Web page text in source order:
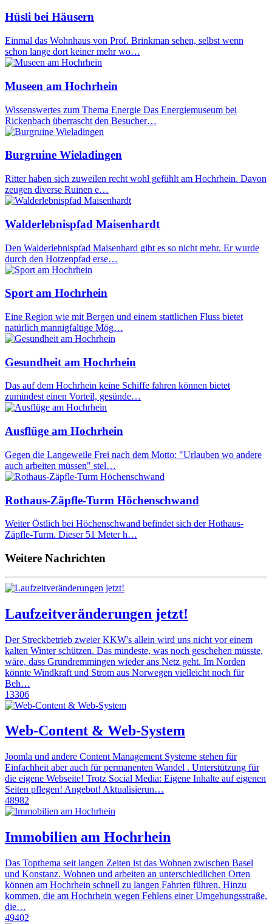
Hüsli bei Häusern
Einmal das Wohnhaus von Prof. Brinkman sehen, selbst wenn
schon lange dort keiner mehr wo…
Museen am Hochrhein
Wissenswertes zum Thema Energie Das Energiemuseum bei
Rickenbach überrascht den Besucher…
Burgruine Wieladingen
Ritter haben sich zuweilen recht wohl gefühlt am Hochrhein. Davon
zeugen diverse Ruinen e…
Walderlebnispfad Maisenhardt
Den Walderlebnispfad Maisenhard gibt es so nicht mehr. Er wurde
durch den Hotzenpfad erse…
Sport am Hochrhein
Eine Region wie mit Bergen und einem stattlichen Fluss bietet
natürlich mannigfaltige Mög…
Gesundheit am Hochrhein
Das auf dem Hochrhein keine Schiffe fahren können bietet
zumindest einen Vorteil, gesünde…
Ausflüge am Hochrhein
Gegen die Langeweile Frei nach dem Motto: "Urlauben wo andere
auch arbeiten müssen" stel…
Rothaus-Zäpfle-Turm Höchenschwand
Weiter Östlich bei Höchenschwand befindet sich der Hothaus-
Zäpfle-Turm. Dieser 51 Meter h…
Weitere Nachrichten
Laufzeitveränderungen jetzt!
Der Streckbetrieb zweier KKW's allein wird uns nicht vor einem
kalten Winter schützen. Das mindeste, was noch geschehen müsste,
wäre, dass Grundremmingen wieder ans Netz geht. Im Norden
könnte Windkraft und Strom aus Norwegen vielleicht noch für
Beh…
13306
Web-Content & Web-System
Joomla und andere Content Management Systeme stehen für
Einfachheit aber auch für permanenten Wandel . Unterstützung für
die eigene Webseite! Trotz Social Media: Eigene Inhalte auf eigenen
Seiten pflegen! Angebot! Aktualisierun…
48982
Immobilien am Hochrhein
Das Topthema seit langen Zeiten ist das Wohnen zwischen Basel
und Konstanz. Wohnen und arbeiten an unterschiedlichen Orten
können am Hochrhein schnell zu langen Fahrten führen. Hinzu
kommen, die am Hochrhein wegen Fehlens einer Umgehungsstraße,
die…
49402